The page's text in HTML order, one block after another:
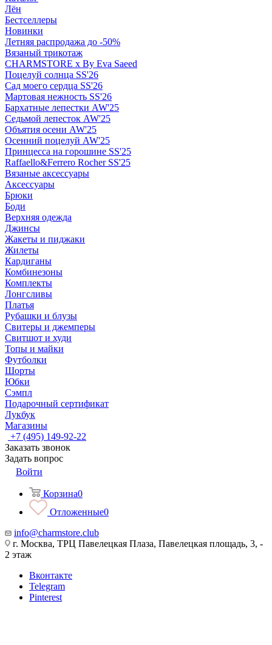
Лён
Бестселлеры
Новинки
Летняя распродажа до -50%
Вязаный трикотаж
CHARMSTORE х By Eva Saeed
Поцелуй солнца SS'26
Сад моего сердца SS'26
Мартовая нежность SS'26
Бархатные лепестки AW'25
Седьмой лепесток AW'25
Объятия осени AW'25
Осенний поцелуй AW'25
Принцесса на горошине SS'25
Raffaello&Ferrero Rocher SS'25
Вязаные аксессуары
Аксессуары
Брюки
Боди
Верхняя одежда
Джинсы
Жакеты и пиджаки
Жилеты
Кардиганы
Комбинезоны
Комплекты
Лонгсливы
Платья
Рубашки и блузы
Свитеры и джемперы
Свитшот и худи
Топы и майки
Футболки
Шорты
Юбки
Сэмпл
Подарочный сертификат
Лукбук
Магазины
+7 (495) 149-92-22
Заказать звонок
Задать вопрос
Войти
Корзина0
Отложенные0
info@charmstore.club
г. Москва, ТРЦ Павелецкая Плаза, Павелецкая площадь, 3, -
2 этаж
Вконтакте
Telegram
Pinterest